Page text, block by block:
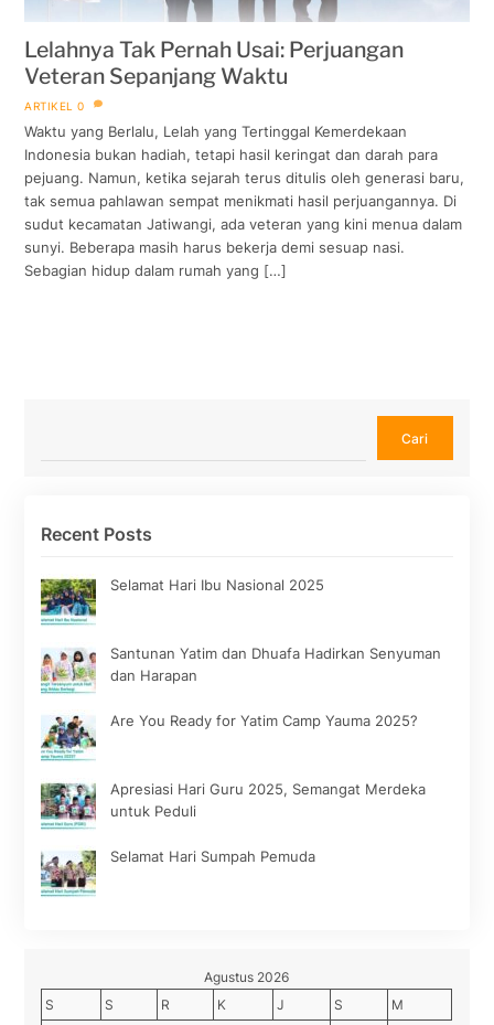
Lelahnya Tak Pernah Usai: Perjuangan
Veteran Sepanjang Waktu
ARTIKEL 0
Waktu yang Berlalu, Lelah yang Tertinggal Kemerdekaan
Indonesia bukan hadiah, tetapi hasil keringat dan darah para
pejuang. Namun, ketika sejarah terus ditulis oleh generasi baru,
tak semua pahlawan sempat menikmati hasil perjuangannya. Di
sudut kecamatan Jatiwangi, ada veteran yang kini menua dalam
sunyi. Beberapa masih harus bekerja demi sesuap nasi.
Sebagian hidup dalam rumah yang […]
Cari
Recent Posts
Selamat Hari Ibu Nasional 2025
Santunan Yatim dan Dhuafa Hadirkan Senyuman
dan Harapan
Are You Ready for Yatim Camp Yauma 2025?
Apresiasi Hari Guru 2025, Semangat Merdeka
untuk Peduli
Selamat Hari Sumpah Pemuda
Agustus 2026
S
S R K J S
M